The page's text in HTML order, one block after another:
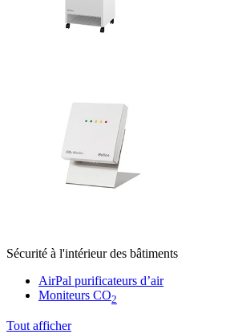
Sécurité à l'intérieur des bâtiments
AirPal purificateurs d’air
Moniteurs CO2
Tout afficher